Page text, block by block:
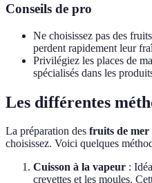
Conseils de pro
Ne choisissez pas des
perdent rapidement leur
Privilégiez les places de
spécialisés dans les
Les différentes
La préparation des fruits de mer
choisissez. Voici quelques
Cuisson à la vapeur :
crevettes et les moules.